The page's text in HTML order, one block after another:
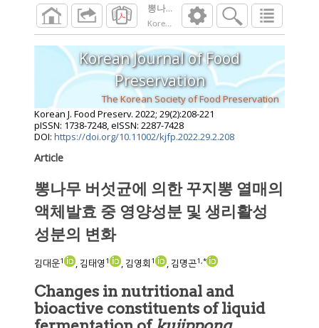
뽕나무 버섯균에 의한 꾸지뽕 열매의 액
Korean J. Food Preserv.
2022 ;29( ):
Korean Journal of Food
Preservation
The Korean Society of Food Preservation
Korean J. Food Preserv. 2022; 29(2):208-221
pISSN: 1738-7248, eISSN: 2287-7428
DOI: https://doi.org/10.11002/kjfp.2022.29.2.208
Article
뽕나무 버섯균에 의한 꾸지뽕 열매의
액체발효 중 영양성분 및 생리활성
성분의 변화
김대운1 , 김태영 1 , 김영회 1 , 김명곤1,*
Changes in nutritional and
bioactive constituents of liquid